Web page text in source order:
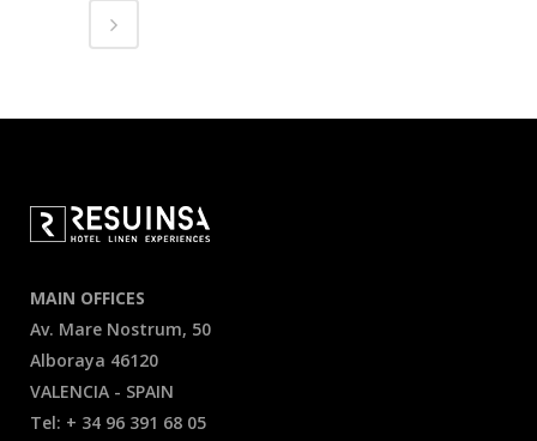
MAIN OFFICES
Av. Mare Nostrum, 50
Alboraya 46120
VALENCIA - SPAIN
Tel: + 34 96 391 68 05